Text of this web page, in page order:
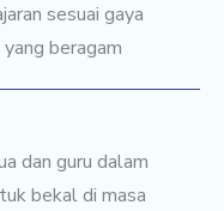
sesuai gaya
beragam
dan guru dalam
bekal di masa